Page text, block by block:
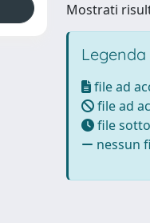
Mostrati
Legenda
file ad
file ad
file
nessun